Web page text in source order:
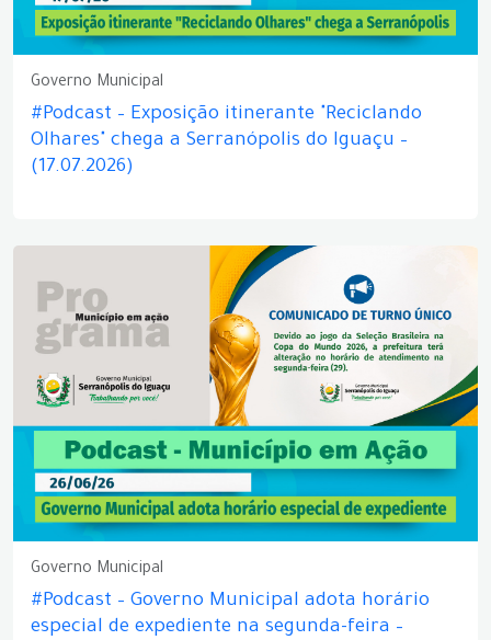
Governo Municipal
#Podcast – Exposição itinerante "Reciclando
Olhares" chega a Serranópolis do Iguaçu –
(17.07.2026)
Governo Municipal
#Podcast – Governo Municipal adota horário
especial de expediente na segunda-feira –